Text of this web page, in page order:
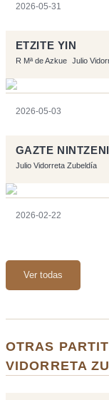
2026-05-31
ETZITE YIN
R Mª de Azkue Julio
2026-05-03
GAZTE
Julio Vidorreta Zubeldía
2026-02-22
Ver todas
OTRAS
VIDORRETA